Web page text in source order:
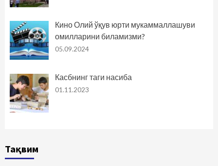
Кино Олий ўқув юрти мукаммаллашуви
омилларини биламизми?
05.09.2024
Касбнинг таги насиба
01.11.2023
Тақвим